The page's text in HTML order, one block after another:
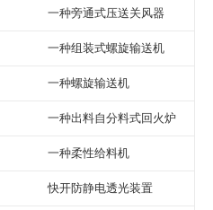
一种旁通式压送关风器
一种组装式螺旋输送机
一种螺旋输送机
一种出料自分料式回火炉
一种柔性给料机
快开防静电透光装置